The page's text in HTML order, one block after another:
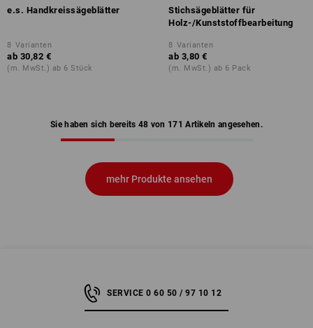
e.s. Handkreissägeblätter
8 Varianten
ab 30,82 €
(m. MwSt.) ab 6 Stück
Stichsägeblätter für
Holz-/Kunststoffbearbeitung
8 Varianten
ab 3,80 €
(m. MwSt.) ab 6 Pack
Sie haben sich bereits 48 von 171 Artikeln angesehen.
mehr Produkte ansehen
SERVICE 0 60 50 / 97 10 12